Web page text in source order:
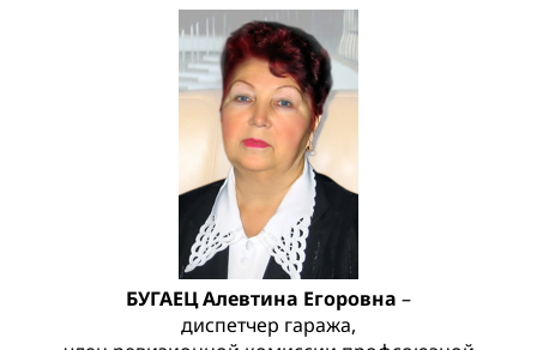
БУГАЕЦ Алевтина Егоровна –
диспетчер гаража,